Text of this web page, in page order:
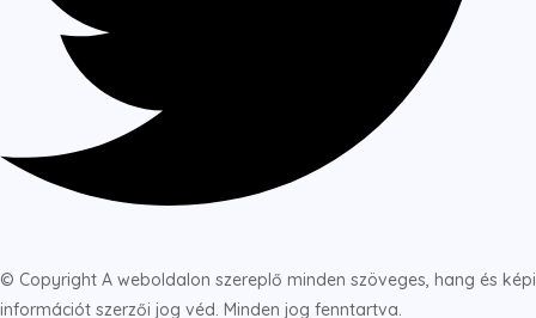
© Copyright A weboldalon szereplő minden szöveges, hang és képi
információt szerzői jog véd. Minden jog fenntartva.